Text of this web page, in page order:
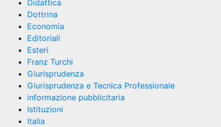
Didattica
Dottrina
Economia
Editoriali
Esteri
Franz Turchi
Giurisprudenza
Giurisprudenza e Tecnica Professionale
informazione pubblicitaria
Istituzioni
Italia